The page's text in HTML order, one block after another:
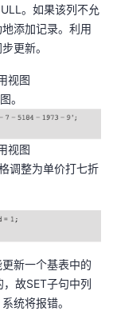
。如果该列不允
添加记录。利用
更新。
视图
。
视图
调整为单价打七折
新一个基表中的
故SET子句中列
统将报错。